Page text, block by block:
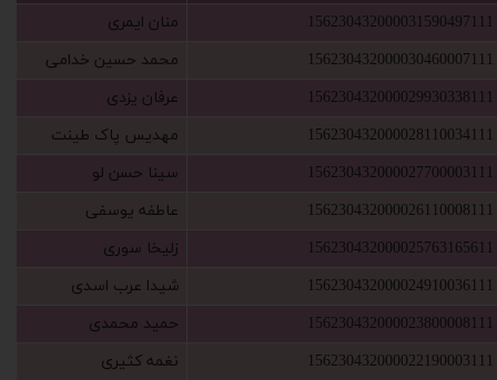
156230432000031590497111
‫منان ایمری‬‏
156230432000030460007111
‫محمد حسین خدامی
156230432000029930338111
‫عرفان یزدی‬‏
156230432000028110034111
‫مهدیس پاک طینت‬‏
156230432000027700003111
‫سینا حسن لو‬‏
156230432000026110008111
‫عاطفه یوسفی
156230432000025763165611
‫زلیخا سوری‬‏
156230432000024910036111
‫شیدا عرب اسدی‬‏
156230432000023800008111
‫حمید محمدی‬‏
156230432000022190003111
‫نغمه کثیری